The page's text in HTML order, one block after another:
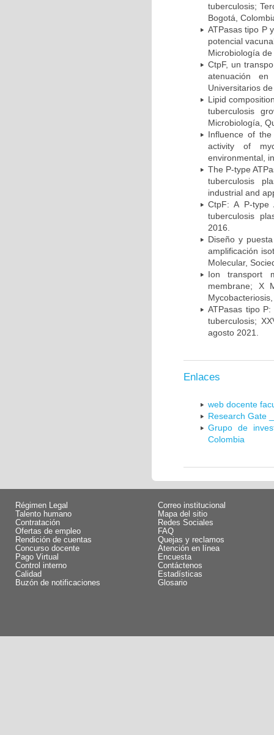
tuberculosis;
Bogotá,
ATPasas tipo P
potencial
Microbiología
CtpF, un
atenuación
Universitarios
Lipid
tuberculosis
Microbiología,
Influence of the
activity of
environmental,
The P-type
tuberculosis
industrial and
CtpF: A P-type
tuberculosis
2016.
Diseño y
amplificación
Molecular,
Ion transport
membrane; X
ATPasas tipo
tuberculosis;
agosto 2021.
Enlaces
web docente
Research Gate
Grupo de
Colombia
Régimen Legal
Talento humano
Contratación
Ofertas de empleo
Rendición de cuentas
Concurso docente
Pago Virtual
Control interno
Calidad
Buzón de notificaciones
Correo institucional
Mapa del sitio
Redes Sociales
FAQ
Quejas y reclamos
Atención en línea
Encuesta
Contáctenos
Estadísticas
Glosario